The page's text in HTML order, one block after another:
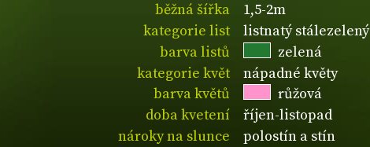
běžná šířka
1,5-2m
kategorie list
listnatý stálezelený
barva listů
zelená
kategorie květ
nápadné květy
barva květů
růžová
doba kvetení
říjen-listopad
nároky na slunce
polostín a stín